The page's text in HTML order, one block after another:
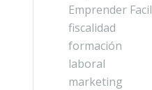
Emprender Facil
fiscalidad
formación
laboral
marketing